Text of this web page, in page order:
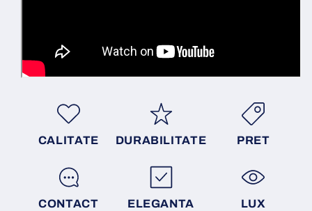
CALITATE DURABILITATE PRET
CONTACT ELEGANTA LUX